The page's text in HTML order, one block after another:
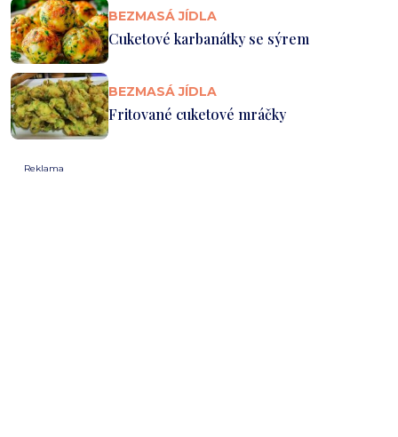
BEZMASÁ JÍDLA
Cuketové karbanátky se sýrem
BEZMASÁ JÍDLA
Fritované cuketové mráčky
Reklama